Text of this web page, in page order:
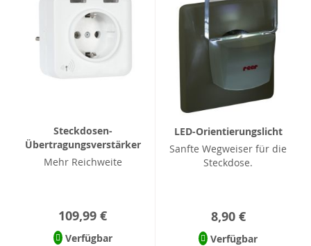
Steckdosen-
Übertragungsverstärker
Mehr Reichweite
109,99 €
Verfügbar
LED-Orientierungslicht
Sanfte Wegweiser für die
Steckdose.
8,90 €
Verfügbar